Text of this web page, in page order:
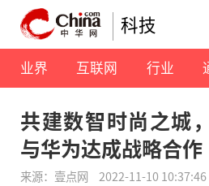
科技
业界 互联网 行业
共建数智时尚之城
与华为达成战略合作
来源：壹点网 2022-11-10 10:37:46